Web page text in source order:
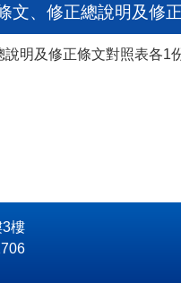
文、修正總說明及修
明及修正條文對照表各1
3樓